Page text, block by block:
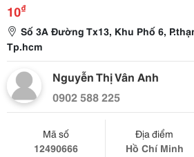
10₫
Số 3A Đường Tx13, Khu Phố 6,
Tp.hcm
Nguyễn Thị Vân Anh
0902 588 225
Mã số
12490666
Địa điểm
Hồ Chí Minh